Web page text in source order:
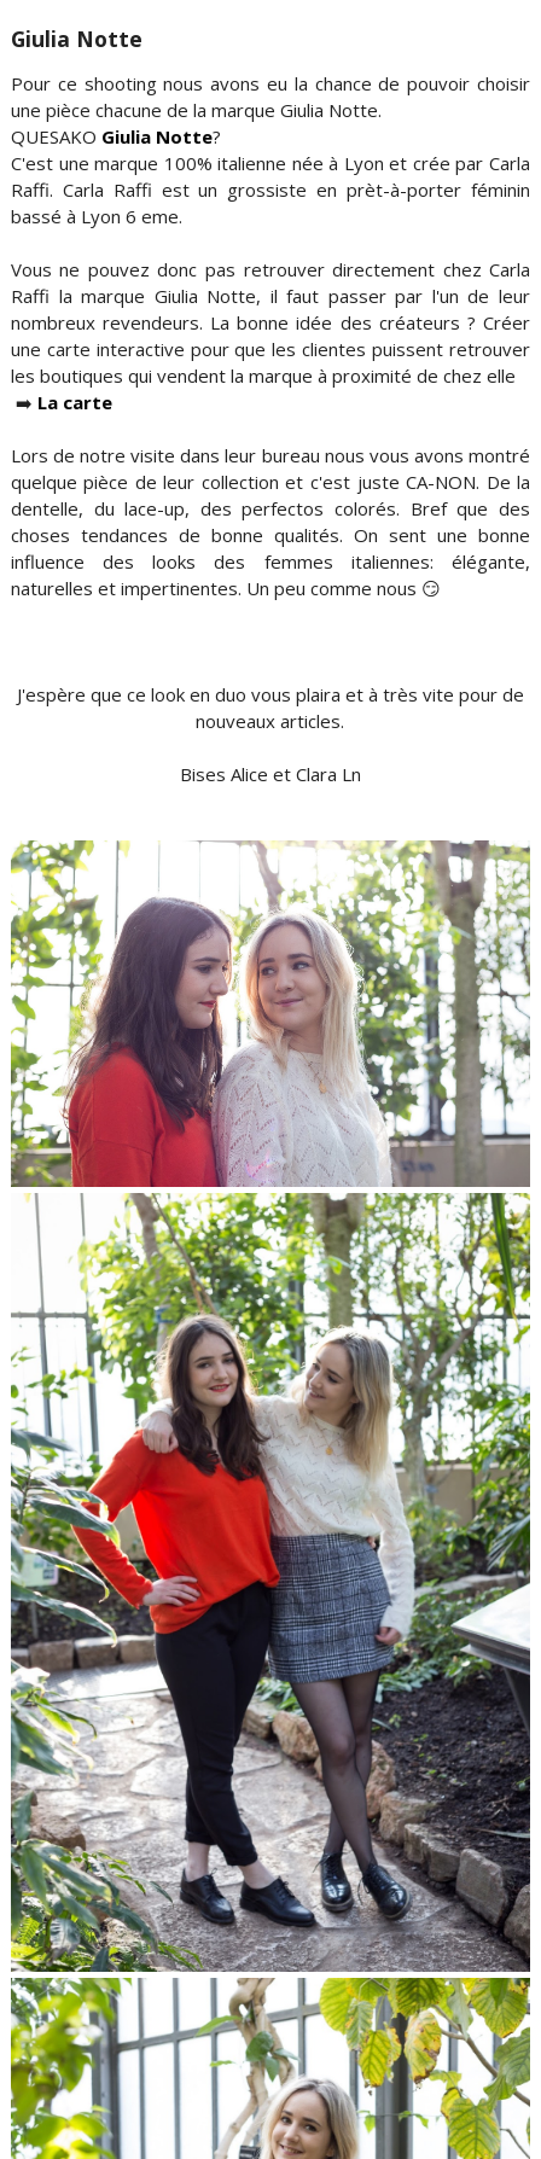
Giulia Notte
Pour ce shooting nous avons eu la chance de pouvoir choisir
une pièce chacune de la marque Giulia Notte.
QUESAKO Giulia Notte?
C'est une marque 100% italienne née à Lyon et crée par Carla
Raffi. Carla Raffi est un grossiste en prèt-à-porter féminin
bassé à Lyon 6 eme.
Vous ne pouvez donc pas retrouver directement chez Carla
Raffi la marque Giulia Notte, il faut passer par l'un de leur
nombreux revendeurs. La bonne idée des créateurs ? Créer
une carte interactive pour que les clientes puissent retrouver
les boutiques qui vendent la marque à proximité de chez elle
➡️ La carte
Lors de notre visite dans leur bureau nous vous avons montré
quelque pièce de leur collection et c'est juste CA-NON. De la
dentelle, du lace-up, des perfectos colorés. Bref que des
choses tendances de bonne qualités. On sent une bonne
influence des looks des femmes italiennes: élégante,
naturelles et impertinentes. Un peu comme nous 😏
J'espère que ce look en duo vous plaira et à très vite pour de
nouveaux articles.
Bises Alice et Clara Ln